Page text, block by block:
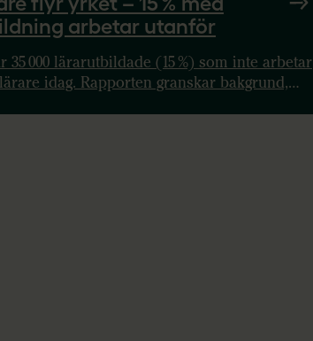
arbetar utanför
35 000 lärarutbildade (15 %) som inte arbetar
idag. Rapporten granskar bakgrund,